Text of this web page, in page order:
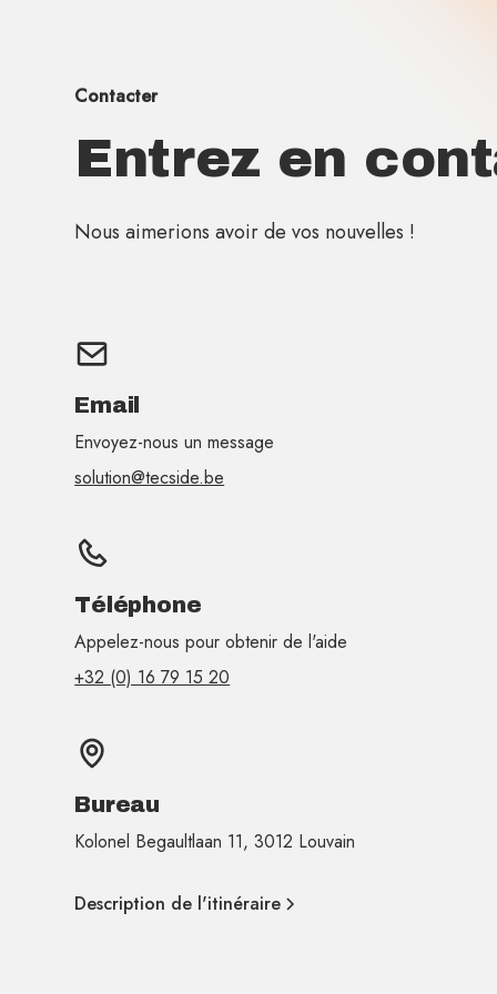
Contacter
Entrez en
Nous aimerions avoir de vos nouvelles !
Email
Envoyez-nous un message
solution@tecside.be
Téléphone
Appelez-nous pour obtenir de l'aide
+32 (0) 16 79 15 20
Bureau
Kolonel Begaultlaan 11, 3012 Louvain
Description de l'itinéraire